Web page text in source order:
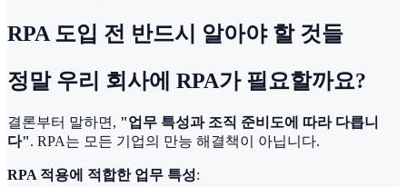
RPA 도입 전 반드시 알아야 할 것들
정말 우리 회사에 RPA가 필요할까요?
결론부터 말하면, "업무 특성과 조직 준비도에 따라 다릅니
다". RPA는 모든 기업의 만능 해결책이 아닙니다.
RPA 적용에 적합한 업무 특성: